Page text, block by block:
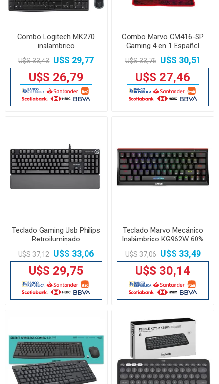
Combo Logitech MK270
inalambrico
U$S 33,43 U$S 29,77
U$S 26,79
Combo Marvo CM416-SP
Gaming 4 en 1 Español
U$S 33,76 U$S 30,51
U$S 27,46
Teclado Gaming Usb Philips
Retroiluminado
Reposamuñecas
U$S 37,12 U$S 33,06
U$S 29,75
Teclado Marvo Mecánico
Inalámbrico KG962W 60%
U$S 37,06 U$S 33,49
U$S 30,14